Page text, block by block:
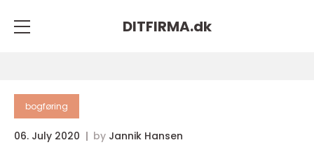
DITFIRMA.dk
bogføring
06. July 2020 by Jannik Hansen